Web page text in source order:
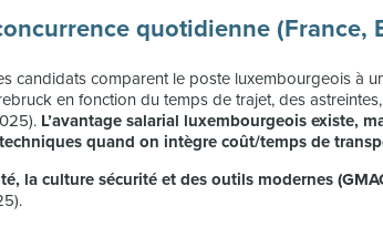
quotidienne (France,
candidats comparent le poste luxembourgeois à
en fonction du temps de trajet, des
L’avantage salarial luxembourgeois existe,
quand on intègre coût/temps de
la culture sécurité et des outils modernes